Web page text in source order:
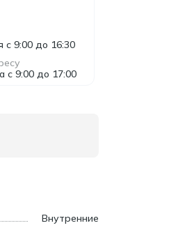
с 9:00 до 16:30
с 9:00 до 17:00
Внутренние